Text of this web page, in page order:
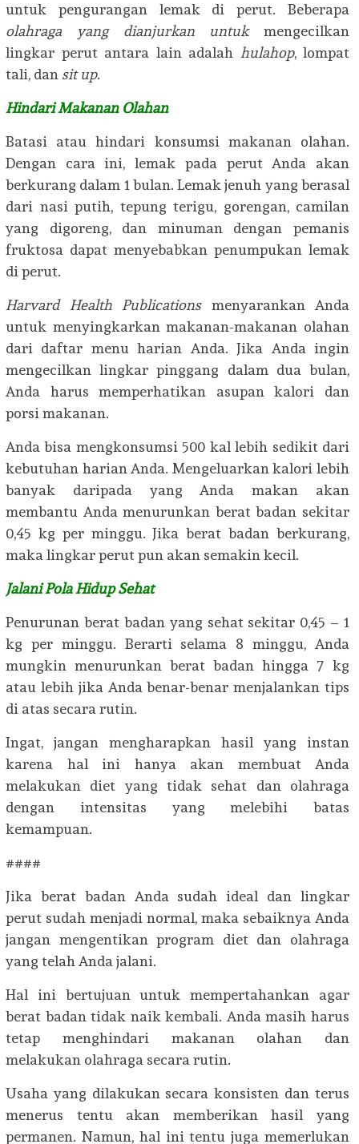
untuk pengurangan lemak di perut. Beberapa
olahraga yang dianjurkan untukmengecilkan
lingkar perut antara lain adalah
hulahop, lompat
tali, dan sit up.
Hindari Makanan Olahan
Batasi atau hindari konsumsi makanan olahan.
Dengan cara ini, lemak pada perut Anda akan
berkurang dalam 1 bulan. Lemak jenuh yang berasal
dari nasi putih, tepung terigu, gorengan, camilan
yang digoreng, dan minuman dengan pemanis
fruktosa dapat menyebabkan penumpukan lemak
di perut.
Harvard Health Publicationsmenyarankan Anda
untuk menyingkarkan makanan-makanan olahan
dari daftar menu harian Anda. Jika Anda ingin
mengecilkan lingkar pinggang dalam dua bulan,
Anda harus memperhatikan asupan kalori dan
porsi makanan.
Anda bisa mengkonsumsi 500 kal lebih sedikit dari
kebutuhan harian Anda. Mengeluarkan kalori lebih
banyak daripada yang Anda makan akan
membantu Anda menurunkan berat badan sekitar
0,45 kg per minggu. Jika berat badan berkurang,
maka lingkar perut pun akan semakin kecil.
Jalani Pola Hidup Sehat
Penurunan berat badan yang sehat sekitar 0,45 – 1
kg per minggu. Berarti selama 8 minggu, Anda
mungkin menurunkan berat badan hingga 7 kg
atau lebih jika Anda benar-benar menjalankan tips
di atas secara rutin.
Ingat, jangan mengharapkan hasil yang instan
karena hal ini hanya akan membuat Anda
melakukan diet yang tidak sehat dan olahraga
dengan intensitas yang melebihi batas
kemampuan.
####
Jika berat badan Anda sudah ideal dan lingkar
perut sudah menjadi normal, maka sebaiknya Anda
jangan mengentikan program diet dan olahraga
yang telah Anda jalani.
Hal ini bertujuan untuk mempertahankan agar
berat badan tidak naik kembali. Anda masih harus
tetap menghindari makanan olahan dan
melakukan olahraga secara rutin.
Usaha yang dilakukan secara konsisten dan terus
menerus tentu akan memberikan hasil yang
permanen. Namun, hal ini tentu juga memerlukan